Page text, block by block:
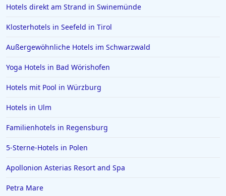
Romantische Hotels in Meerane
Romantische Hotels in Rio de Janeiro
Hotels direkt am Strand in Swinemünde
Klosterhotels in Seefeld in Tirol
Außergewöhnliche Hotels im Schwarzwald
Yoga Hotels in Bad Wörishofen
Hotels mit Pool in Würzburg
Hotels in Ulm
Familienhotels in Regensburg
5-Sterne-Hotels in Polen
Apollonion Asterias Resort and Spa
Petra Mare